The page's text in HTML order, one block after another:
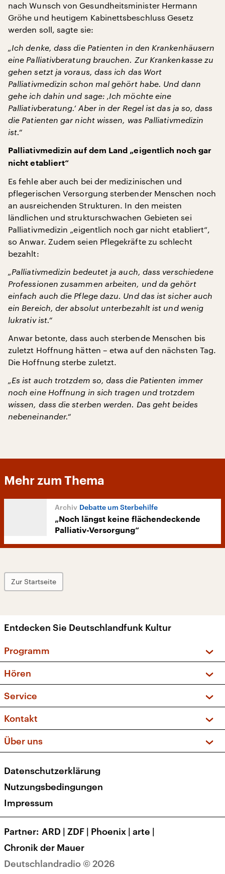
nach Wunsch von Gesundheitsminister Hermann
Gröhe und heutigem Kabinettsbeschluss Gesetz
werden soll, sagte sie:
„Ich denke, dass die Patienten in den Krankenhäusern
eine Palliativberatung brauchen. Zur Krankenkasse zu
gehen setzt ja voraus, dass ich das Wort
Palliativmedizin schon mal gehört habe. Und dann
gehe ich dahin und sage: ‚Ich möchte eine
Palliativberatung.‘ Aber in der Regel ist das ja so, dass
die Patienten gar nicht wissen, was Palliativmedizin
ist.“
Palliativmedizin auf dem Land „eigentlich noch gar
nicht etabliert“
Es fehle aber auch bei der medizinischen und
pflegerischen Versorgung sterbender Menschen noch
an ausreichenden Strukturen. In den meisten
ländlichen und strukturschwachen Gebieten sei
Palliativmedizin „eigentlich noch gar nicht etabliert“,
so Anwar. Zudem seien Pflegekräfte zu schlecht
bezahlt:
„Palliativmedizin bedeutet ja auch, dass verschiedene
Professionen zusammen arbeiten, und da gehört
einfach auch die Pflege dazu. Und das ist sicher auch
ein Bereich, der absolut unterbezahlt ist und wenig
lukrativ ist.“
Anwar betonte, dass auch sterbende Menschen bis
zuletzt Hoffnung hätten – etwa auf den nächsten Tag.
Die Hoffnung sterbe zuletzt.
„Es ist auch trotzdem so, dass die Patienten immer
noch eine Hoffnung in sich tragen und trotzdem
wissen, dass die sterben werden. Das geht beides
nebeneinander.“
Mehr zum Thema
Debatte um Sterbehilfe
„Noch längst keine flächendeckende
Palliativ-Versorgung“
Zur Startseite
Entdecken Sie Deutschlandfunk Kultur
Programm
Sendungen und Podcasts
Musikliste
Kakadu – Das Kinderprogramm
Hören
Frequenzen (UKW + DAB+)
Service
FAQ
Apps
Newsletter
Veranstaltungen
Kontakt
Social Media
Über uns
Presse
Karriere
Transparenz
Deutschlandradio © 2026
Datenschutzerklärung
Nutzungsbedingungen
Impressum
Partner ARD | ZDF | Phoenix | arte |
Chronik der Mauer